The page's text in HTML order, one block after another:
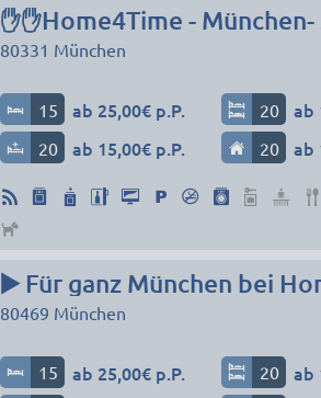
✋✋Home4Time -
80331 München
15 ab 25,00€ p.P. 20 ab
20 ab 15,00€ p.P. 20 ab
▶️ Für ganz München bei
80469 München
15 ab 25,00€ p.P. 20 ab